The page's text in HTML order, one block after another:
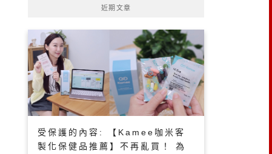
近期文章
受保護的內容: 【Kamee咖米客
製化保健品推薦】不再亂買！ 為